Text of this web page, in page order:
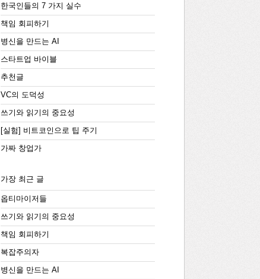
한국인들의 7 가지 실수
책임 회피하기
병신을 만드는 AI
스타트업 바이블
추천글
VC의 도덕성
쓰기와 읽기의 중요성
[실험] 비트코인으로 팁 주기
가짜 창업가
가장 최근 글
옵티마이저들
쓰기와 읽기의 중요성
책임 회피하기
복잡주의자
병신을 만드는 AI